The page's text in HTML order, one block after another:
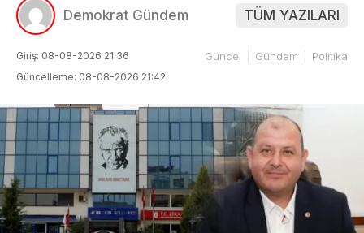
Demokrat Gündem TÜM YAZILARI
Giriş: 08-08-2026 21:36
Güncelleme: 08-08-2026 21:42
Güncel Gündem Politika